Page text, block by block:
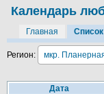
Календарь
Главная Список
Регион: мкр.
Дата